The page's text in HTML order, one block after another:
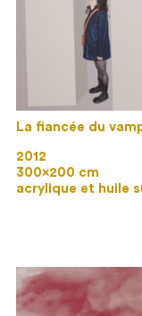
La fiancée du
2012
300×200 cm
acrylique et huile